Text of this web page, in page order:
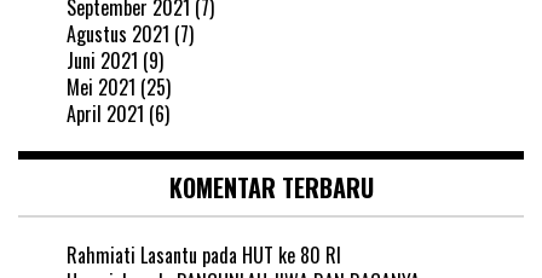
September 2021 (7)
Agustus 2021 (7)
Juni 2021 (9)
Mei 2021 (25)
April 2021 (6)
KOMENTAR TERBARU
Rahmiati Lasantu pada HUT ke 80 RI